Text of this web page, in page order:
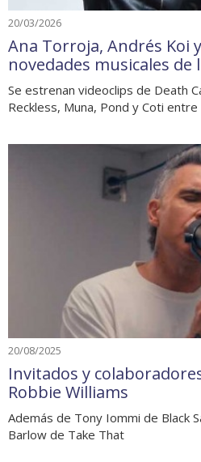
20/03/2026
Ana Torroja, Andrés Koi
novedades musicales de
Se estrenan videoclips de Death
Reckless, Muna, Pond y Coti
20/08/2025
Invitados y
Robbie Williams
Además de Tony Iommi de Black
Barlow de Take That